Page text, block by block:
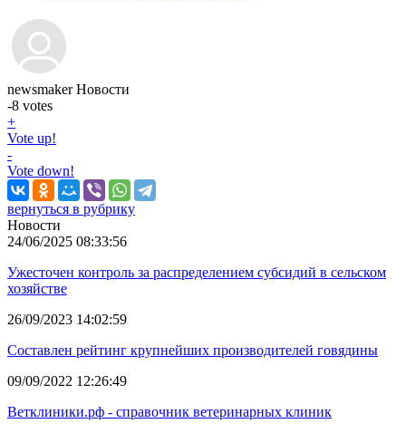
newsmaker Новости
-8 votes
+
Vote up!
-
Vote down!
вернуться в рубрику
Новости
24/06/2025 08:33:56
Ужесточен контроль за распределением субсидий в сельском
хозяйстве
26/09/2023 14:02:59
Составлен рейтинг крупнейших производителей говядины
09/09/2022 12:26:49
Ветклиники.рф - справочник ветеринарных клиник